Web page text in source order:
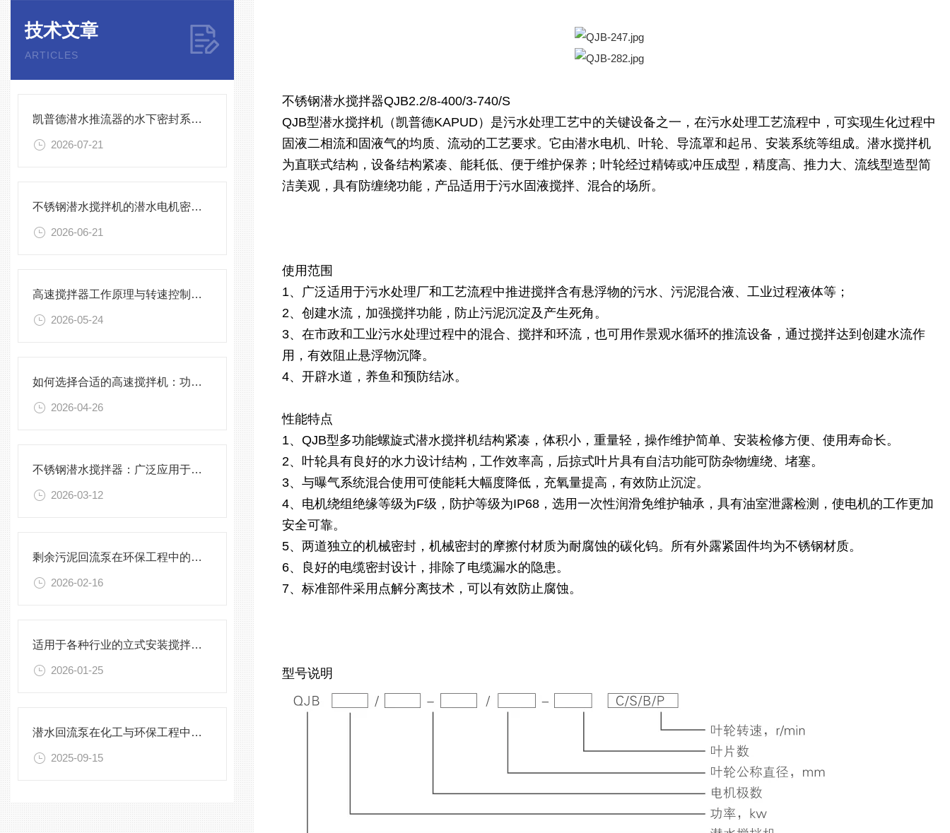
技术文章
ARTICLES
凯普德潜水推流器的水下密封系统维护全流程指南说明
2026-07-21
不锈钢潜水搅拌机的潜水电机密封与泄漏保护
2026-06-21
高速搅拌器工作原理与转速控制技术分析
2026-05-24
如何选择合适的高速搅拌机：功率、转速、搅拌桨叶与物料适配性分析
2026-04-26
不锈钢潜水搅拌器：广泛应用于污水处理与化学工程
2026-03-12
剩余污泥回流泵在环保工程中的应用前景
2026-02-16
适用于各种行业的立式安装搅拌机选型指南
2026-01-25
潜水回流泵在化工与环保工程中的关键作用
2025-09-15
不锈钢潜水搅拌器QJB2.2/8-400/3-740/S
QJB型潜水搅拌机（凯普德KAPUD）是污水处理工艺中的关键设备之一，在污水处理工艺流程中，可实现生化过程中
固液二相流和固液气的均质、流动的工艺要求。它由潜水电机、叶轮、导流罩和起吊、安装系统等组成。潜水搅拌机
为直联式结构，设备结构紧凑、能耗低、便于维护保养；叶轮经过精铸或冲压成型，精度高、推力大、流线型造型简
洁美观，具有防缠绕功能，产品适用于污水固液搅拌、混合的场所。
使用范围
1、广泛适用于污水处理厂和工艺流程中推进搅拌含有悬浮物的污水、污泥混合液、工业过程液体等；
2、创建水流，加强搅拌功能，防止污泥沉淀及产生死角。
3、在市政和工业污水处理过程中的混合、搅拌和环流，也可用作景观水循环的推流设备，通过搅拌达到创建水流作
用，有效阻止悬浮物沉降。
4、开辟水道，养鱼和预防结冰。
性能特点
1、QJB型多功能螺旋式潜水搅拌机结构紧凑，体积小，重量轻，操作维护简单、安装检修方便、使用寿命长。
2、叶轮具有良好的水力设计结构，工作效率高，后掠式叶片具有自洁功能可防杂物缠绕、堵塞。
3、与曝气系统混合使用可使能耗大幅度降低，充氧量提高，有效防止沉淀。
4、电机绕组绝缘等级为F级，防护等级为IP68，选用一次性润滑免维护轴承，具有油室泄露检测，使电机的工作更加
安全可靠。
5、两道独立的机械密封，机械密封的摩擦付材质为耐腐蚀的碳化钨。所有外露紧固件均为不锈钢材质。
6、良好的电缆密封设计，排除了电缆漏水的隐患。
7、标准部件采用点解分离技术，可以有效防止腐蚀。
型号说明